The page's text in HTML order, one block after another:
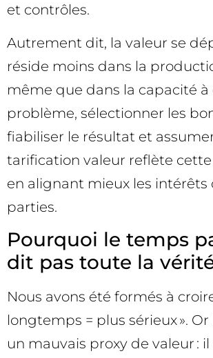
et contrôles.
Autrement dit, la valeur se
réside moins dans la
même que dans la capacité à
problème, sélectionner les
fiabiliser le résultat et
tarification valeur reflète
en alignant mieux les intérêts
parties.
Pourquoi le temps
dit pas toute la
Nous avons été formés à
longtemps = plus sérieux ».
un mauvais proxy de valeur :